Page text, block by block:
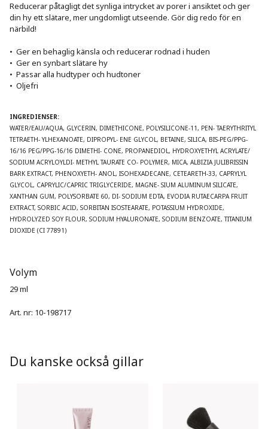
Reducerar påtagligt det synliga intrycket av porer i ansiktet och ger
din hy ett slätare, mer ungdomligt utseende. Gör dig redo för en
närbild!
•  Ger en behaglig känsla och reducerar rodnad i huden
•  Ger en synbart slätare hy
•  Passar alla hudtyper och hudtoner
•  Oljefri
INGREDIENSER:
WATER/EAU/AQUA, GLYCERIN, DIMETHICONE, POLYSILICONE-11, PEN- TAERYTHRITYL
TETRAETH- YLHEXANOATE, DIPROPYL- ENE GLYCOL, BETAINE, SILICA, BIS-PEG/PPG-
16/16 PEG/PPG-16/16 DIMETHI- CONE, PROPANEDIOL, HYDROXYETHYL ACRYLATE/
SODIUM ACRYLOYLDI- METHYL TAURATE CO- POLYMER, MICA, ALBIZIA JULIBRISSIN
BARK EXTRACT, PHENOXYETH- ANOL, ISOHEXADECANE, CETEARETH-33, CAPRYLYL
GLYCOL, CAPRYLIC/CAPRIC TRIGLYCERIDE, MAGNE- SIUM ALUMINUM SILICATE,
XANTHAN GUM, POLYSORBATE 60, DI- SODIUM EDTA, EVODIA RUTAECARPA FRUIT
EXTRACT, SORBIC ACID, SORBITAN ISOSTEARATE, POTASSIUM HYDROXIDE,
HYDROLYZED SOY FLOUR, SODIUM HYALURONATE, SODIUM BENZOATE, TITANIUM
DIOXIDE (CI 77891)
Volym
29 ml
Art. nr: 10-198717
Du kanske också gillar